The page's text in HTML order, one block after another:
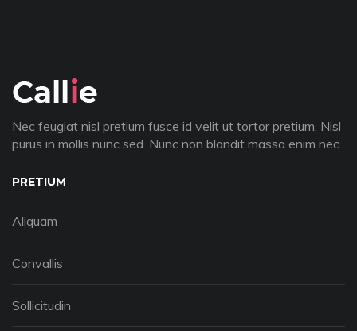
Nec feugiat nisl pretium fusce id velit ut tortor pretium. Nisl
purus in mollis nunc sed. Nunc non blandit massa enim nec.
PRETIUM
Aliquam
Convallis
Sollicitudin